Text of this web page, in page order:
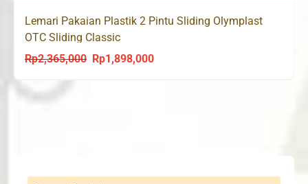
Lemari Pakaian Plastik 2 Pintu Sliding Olymplast
OTC Sliding Classic
Rp2,365,000
Original
Rp1,898,000Current